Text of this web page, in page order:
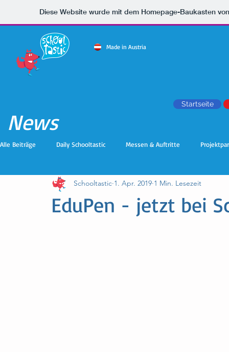
Diese Website wurde mit dem Homepage-Baukasten
Made in Austria
Alle Beiträge Daily Schooltastic Messen & Auftritte
EduPen - jetzt bei
Schooltastic 1. Apr. 2019 1 Min. Lesezeit
Startseite
News